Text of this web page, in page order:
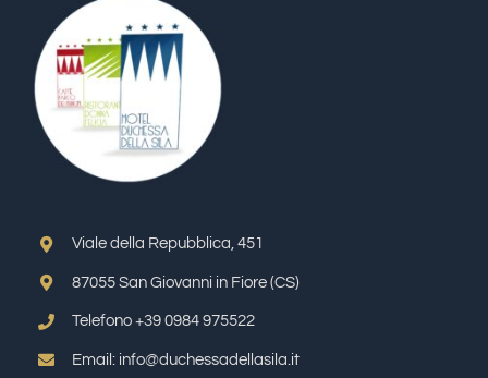
Viale della Repubblica, 451
87055 San Giovanni in Fiore (CS)
Telefono +39 0984 975522
Email: info@duchessadellasila.it